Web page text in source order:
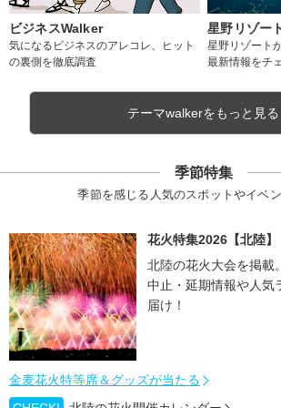
ビジネスWalker
気になるビジネスのアレコレ、ヒット
の裏側を徹底調査
星野リゾー
星野リゾート
最新情報をチ
テーマwalkerをもっと見る
季節特集
季節を感じる人気のスポットやイベ
花火特集2026【北陸】
北陸の花火大会を掲載
中止・延期情報や人気
届け！
金麦花火特等席＆グッズが当たる